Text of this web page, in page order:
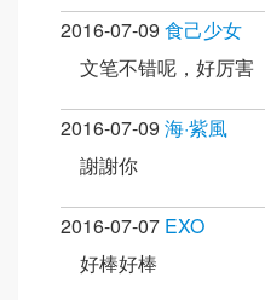
2016-07-09 食己少女
文笔不错呢，好厉害
2016-07-09 海·紫風
謝謝你
2016-07-07 EXO
好棒好棒